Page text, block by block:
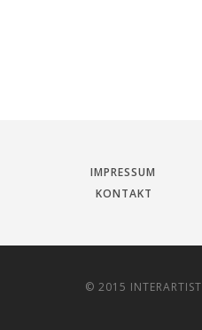
IMPRESSUM
KONTAKT
© 2015 INTERARTIST